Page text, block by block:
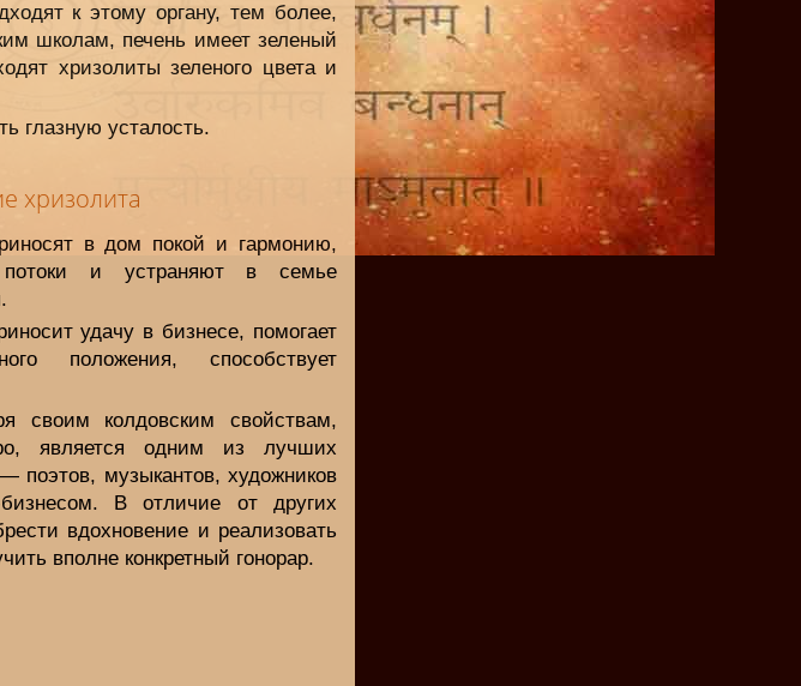
к этому органу, тем более,
школам, печень имеет зеленый
хризолиты зеленого цвета и
глазную усталость.
хризолита
в дом покой и гармонию,
потоки и устраняют в семье
удачу в бизнесе, помогает
положения, способствует
своим колдовским свойствам,
является одним из лучших
поэтов, музыкантов, художников
В отличие от других
вдохновение и реализовать
вполне конкретный гонорар.